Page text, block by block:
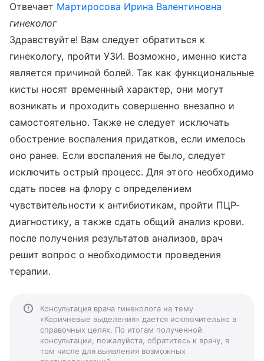
Отвечает Мартиросова Ирина Валентиновна
гинеколог
Здравствуйте! Вам следует обратиться к
гинекологу, пройти УЗИ. Возможно, именно киста
является причиной болей. Так как функциональные
кисты носят временный характер, они могут
возникать и проходить совершенно внезапно и
самостоятельно. Также не следует исключать
обострение воспаления придатков, если имелось
оно ранее. Если воспаления не было, следует
исключить острый процесс. Для этого необходимо
сдать посев на флору с определением
чувствительности к антибиотикам, пройти ПЦР-
диагностику, а также сдать общий анализ крови.
после получения результатов анализов, врач
решит вопрос о необходимости проведения
терапии.
Консультация врача гинеколога на тему
«Коричневые выделения» дается исключительно в
справочных целях. По итогам полученной
консультации, пожалуйста, обратитесь к врачу, в
том числе для выявления возможных